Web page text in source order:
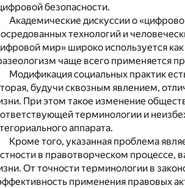
безопасности.
Академические дискуссии о
технологий и
мир» широко используется
чаще всего применяется
Модификация социальных практик
будучи сквозным явлением,
При этом такое изменение
терминологии и
аппарата.
Кроме того, указанная проблема
в правотворческом процессе,
От точности терминологии в
применения правовых